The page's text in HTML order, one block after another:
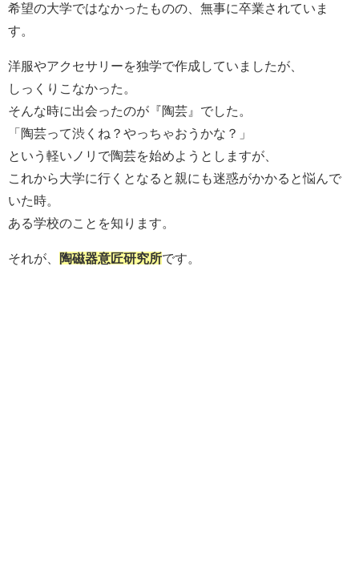
希望の大学ではなかったものの、無事に卒業されていま
す。
洋服やアクセサリーを独学で作成していましたが、
しっくりこなかった。
そんな時に出会ったのが『陶芸』でした。
「陶芸って渋くね？やっちゃおうかな？」
という軽いノリで陶芸を始めようとしますが、
これから大学に行くとなると親にも迷惑がかかると悩んで
いた時。
ある学校のことを知ります。
それが、 陶磁器意匠研究所です。